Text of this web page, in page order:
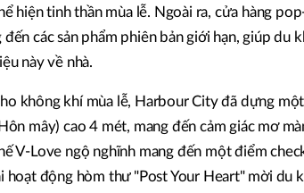
hiện tinh thần mùa lễ. Ngoài ra, cửa hàng
các sản phẩm phiên bản giới hạn, giúp du
này về nhà.
không khí mùa lễ, Harbour City đã dựng
mây) cao 4 mét, mang đến cảm giác mơ
V-Love ngộ nghĩnh mang đến một điểm
hoạt động hòm thư "Post Your Heart" mời du